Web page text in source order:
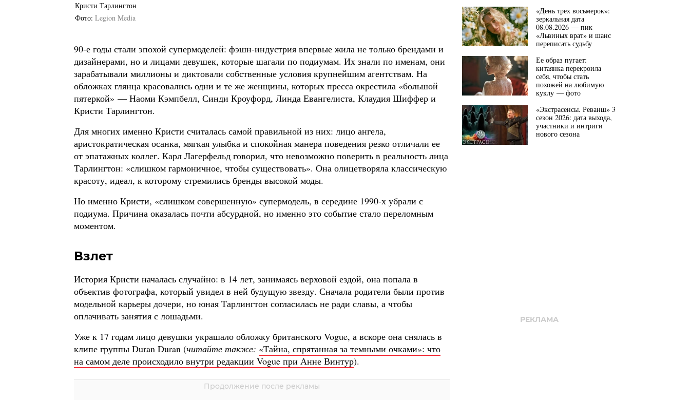
Кристи Тарлингтон
Фото Legion Media
90-е годы стали эпохой супермоделей: фэшн-индустрия впервые жила не только брендами и
дизайнерами, но и лицами девушек, которые шагали по подиумам. Их знали по именам, они
зарабатывали миллионы и диктовали собственные условия крупнейшим агентствам. На
обложках глянца красовались одни и те же женщины, которых пресса окрестила «большой
пятеркой» — Наоми Кэмпбелл, Синди Кроуфорд, Линда Евангелиста, Клаудия Шиффер и
Кристи Тарлингтон.
Для многих именно Кристи считалась самой правильной из них: лицо ангела,
аристократическая осанка, мягкая улыбка и спокойная манера поведения резко отличали ее
от эпатажных коллег. Карл Лагерфельд говорил, что невозможно поверить в реальность лица
Тарлингтон: «слишком гармоничное, чтобы существовать». Она олицетворяла классическую
красоту, идеал, к которому стремились бренды высокой моды.
Но именно Кристи, «слишком совершенную» супермодель, в середине 1990-х убрали с
подиума. Причина оказалась почти абсурдной, но именно это событие стало переломным
моментом.
Взлет
История Кристи началась случайно: в 14 лет, занимаясь верховой ездой, она попала в
объектив фотографа, который увидел в ней будущую звезду. Сначала родители были против
модельной карьеры дочери, но юная Тарлингтон согласилась не ради славы, а чтобы
оплачивать занятия с лошадьми.
Уже к 17 годам лицо девушки украшало обложку британского Vogue, а вскоре она снялась в
клипе группы Duran Duran (читайте также: «Тайна, спрятанная за темными очками»: что
на самом деле происходило внутри редакции Vogue при Анне Винтур).
«День трех восьмерок»:
зеркальная дата
08.08.2026 — пик
«Львиных врат» и шанс
переписать судьбу
Ее образ пугает:
китаянка перекроила
себя, чтобы стать
похожей на любимую
куклу — фото
«Экстрасенсы. Реванш» 3
сезон 2026: дата выхода,
участники и интриги
нового сезона